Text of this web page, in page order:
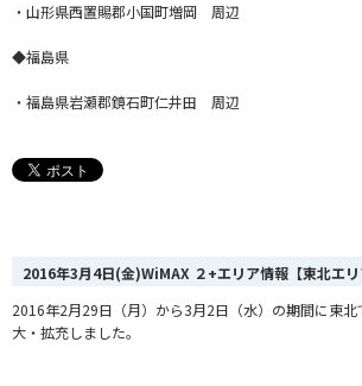
・山形県西置賜郡小国町増岡 周辺
◆福島県
・福島県岩瀬郡鏡石町仁井田 周辺
2016年3月4日(金)WiMAX ２+エリア情報【東北エリ
2016年2月29日（月）から3月2日（水）の期間に東
大・拡充しました。